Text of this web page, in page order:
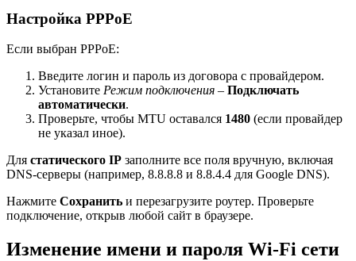
Настройка PPPoE
Если выбран PPPoE:
Введите логин и пароль из договора с провайдером.
Установите Режим подключения – Подключать
автоматически.
Проверьте, чтобы MTU оставался 1480 (если провайдер
не указал иное).
Для статического IP заполните все поля вручную, включая
DNS-серверы (например, 8.8.8.8 и 8.8.4.4 для Google DNS).
Нажмите Сохранить и перезагрузите роутер. Проверьте
подключение, открыв любой сайт в браузере.
Изменение имени и пароля Wi-Fi сети